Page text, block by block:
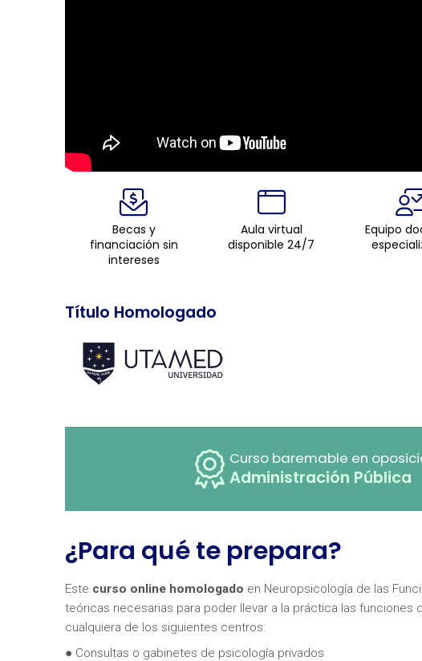
Becas y
financiación sin
intereses
Aula virtual
disponible 24/7
Equipo
Título Homologado
Curso baremable en
Administración Pública
¿Para qué te prepara?
Este curso online homologado en Neuropsicología de las
teóricas necesarias para poder llevar a la práctica las funciones
cualquiera de los siguientes centros:
● Consultas o gabinetes de psicología privados